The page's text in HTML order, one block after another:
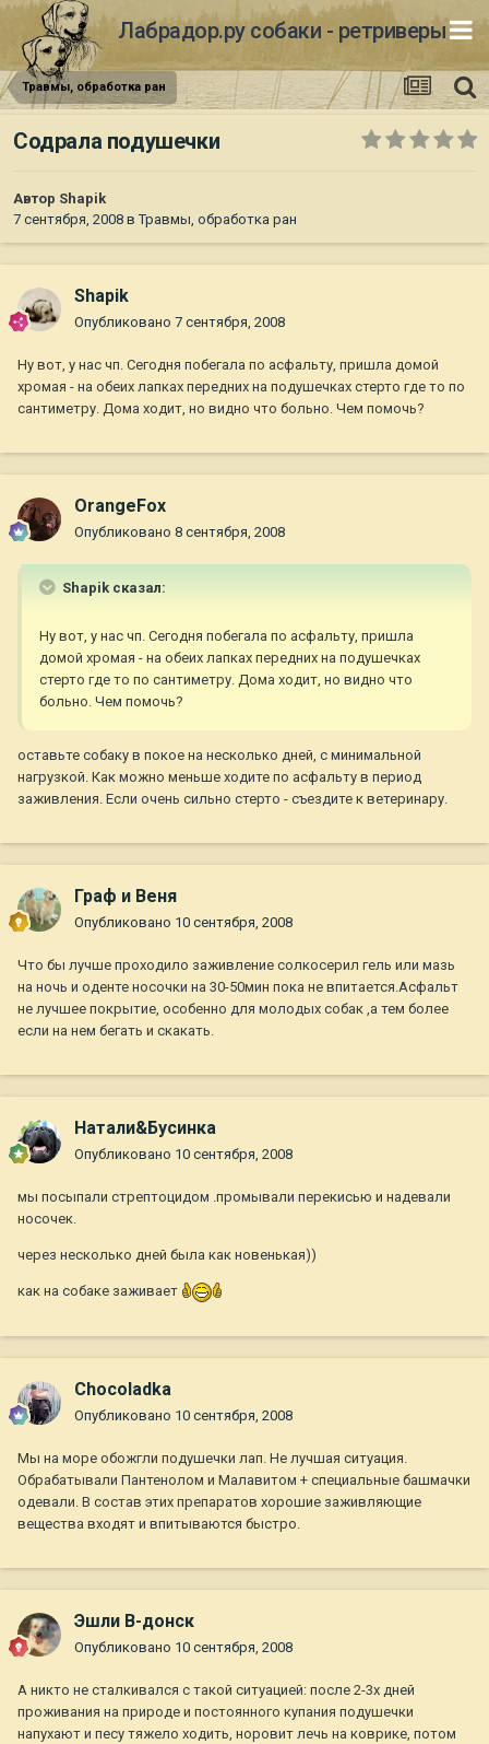
Лабрадор.ру собаки - ретриверы
Травмы, обработка ран
Содрала подушечки
Автор Shapik
7 сентября, 2008 вТравмы, обработка ран
Shapik
Опубликовано 7 сентября, 2008
Ну вот, у нас чп. Сегодня побегала по асфальту, пришла домой
хромая - на обеих лапках передних на подушечках стерто где то по
сантиметру. Дома ходит, но видно что больно. Чем помочь?
OrangeFox
Опубликовано 8 сентября, 2008
Shapik сказал:
Ну вот, у нас чп. Сегодня побегала по асфальту, пришла
домой хромая - на обеих лапках передних на подушечках
стерто где то по сантиметру. Дома ходит, но видно что
больно. Чем помочь?
оставьте собаку в покое на несколько дней, с минимальной
нагрузкой. Как можно меньше ходите по асфальту в период
заживления. Если очень сильно стерто - съездите к ветеринару.
Граф и Веня
Опубликовано 10 сентября, 2008
Что бы лучше проходило заживление солкосерил гель или мазь
на ночь и оденте носочки на 30-50мин пока не впитается.Асфальт
не лучшее покрытие, особенно для молодых собак ,а тем более
если на нем бегать и скакать.
Натали&Бусинка
Опубликовано 10 сентября, 2008
мы посыпали стрептоцидом .промывали перекисью и надевали
носочек.
через несколько дней была как новенькая))
как на собаке заживает
Chocoladka
Опубликовано 10 сентября, 2008
Мы на море обожгли подушечки лап. Не лучшая ситуация.
Обрабатывали Пантенолом и Малавитом + специальные башмачки
одевали. В состав этих препаратов хорошие заживляющие
вещества входят и впитываются быстро.
Эшли В-донск
Опубликовано 10 сентября, 2008
А никто не сталкивался с такой ситуацией: после 2-3х дней
проживания на природе и постоянного купания подушечки
напухают и песу тяжело ходить, норовит лечь на коврике, потом